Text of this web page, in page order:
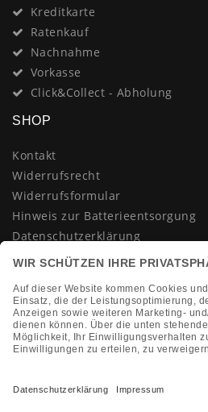
Kreditkarte
Ratenkauf
Nachnahme
Vorkasse
Click&Collect - Abholung
SHOP
Kontakt
Widerrufsrecht
Widerrufsformular
Hinweis zur Batterieentsorgung
Datenschutzerklärung
AGB
Vertrag widerrufen
KONTAKT
+49 (0)2133 210433